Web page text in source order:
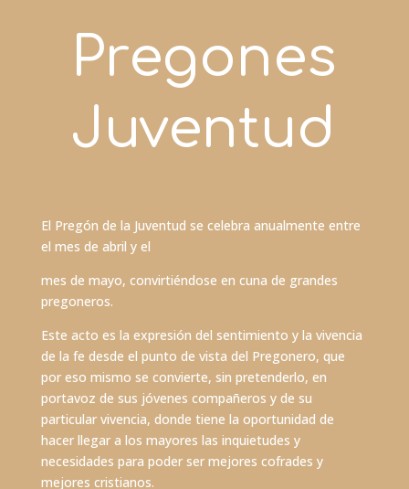
Pregones
Juventud
El Pregón de la Juventud se celebra anualmente entre
el mes de abril y el
mes de mayo, convirtiéndose en cuna de grandes
pregoneros.
Este acto es la expresión del sentimiento y la vivencia
de la fe desde el punto de vista del Pregonero, que
por eso mismo se convierte, sin pretenderlo, en
portavoz de sus jóvenes compañeros y de su
particular vivencia, donde tiene la oportunidad de
hacer llegar a los mayores las inquietudes y
necesidades para poder ser mejores cofrades y
mejores cristianos.